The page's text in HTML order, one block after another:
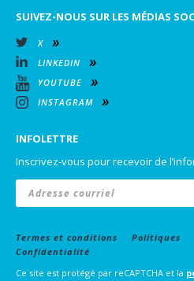
SUIVEZ-NOUS SUR LES MÉDIAS
X
LINKEDIN
YOUTUBE
INSTAGRAM
INFOLETTRE
Inscrivez-vous pour recevoir de
Email
Termes et conditions
Politiques
Confidentialité
Ce site est protégé par reCAPTCHA et la